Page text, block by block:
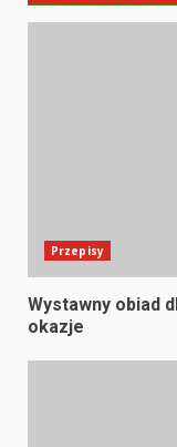
Przepisy
Wystawny obiad
okazje